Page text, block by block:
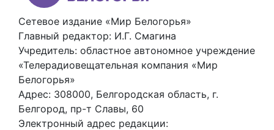
Сетевое издание «Мир Белогорья»
Главный редактор: И.Г. Смагина
Учредитель: областное автономное учреждение
«Телерадиовещательная компания «Мир
Белогорья»
Адрес: 308000, Белгородская область, г.
Белгород, пр-т Славы, 60
Электронный адрес редакции: